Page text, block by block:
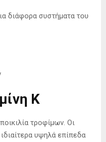
διάφορα συστήματα του
Κ
τροφίμων. Οι
υψηλά επίπεδα